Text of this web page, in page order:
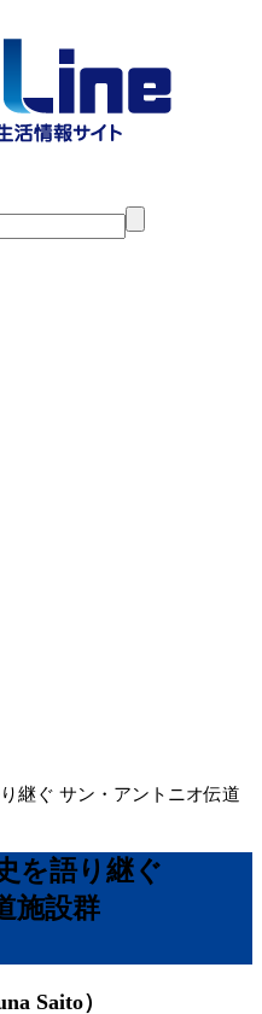
継ぐ サン・アントニオ伝道
を語り継ぐ
施設群
Saito）